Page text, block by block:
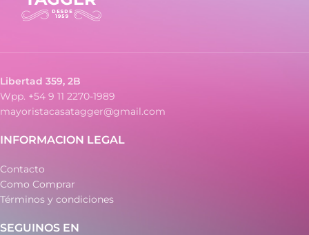
– Carcasa de plástico
– Ideal para estudiantes y
Libertad 359, 2B
Wpp. +54 9 11 2270-1989
mayoristacasatagger@gmail.com
INFORMACION LEGAL
Contacto
Como Comprar
Términos y condiciones
SEGUINOS EN